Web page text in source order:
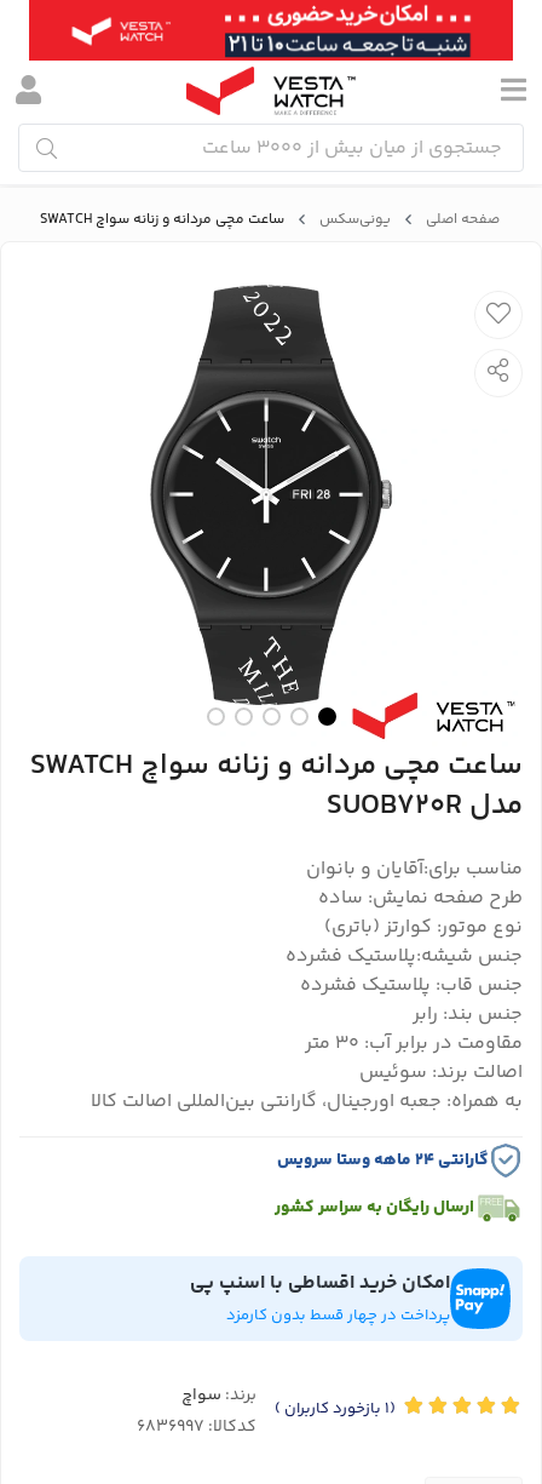
صفحه اصلی یونی‌سکس ساعت مچی مردانه و زنانه سواچ SWATCH مدل SUOB720R
ساعت مچی مردانه و زنانه سواچ SWATCH
مدل SUOB720R
مناسب برای:آقایان و بانوان
طرح صفحه نمایش: ساده
نوع موتور: کوارتز (باتری)
جنس شیشه:پلاستیک فشرده
جنس قاب: پلاستیک فشرده
جنس بند: رابر
مقاومت در برابر آب: ۳۰ متر
اصالت برند: سوئیس
به همراه: جعبه اورجینال، گارانتی بین‌المللی اصالت کالا
گارانتی ۲۴ ماهه وستا سرویس
ارسال رایگان به سراسر کشور
امکان خرید اقساطی با اسنپ پی
پرداخت در چهار قسط بدون کارمزد
(1 بازخورد کاربران ) برند: سواچ
کدکالا: